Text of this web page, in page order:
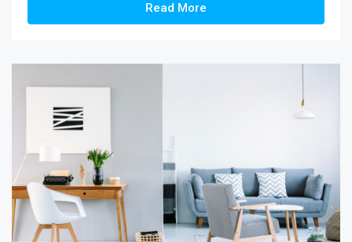
Read More